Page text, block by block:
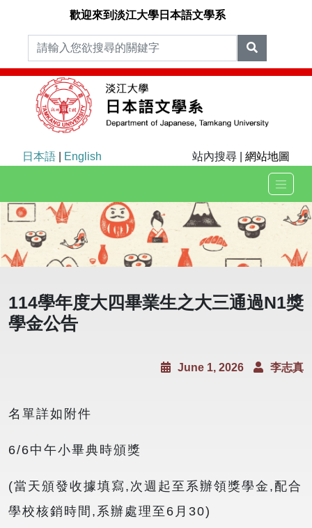
歡迎來到淡江大學日本語文學系
日本語 English 站內搜尋 | 網站地圖
114學年度大四畢業生之大三通過N1獎
學金公告
June 1, 2026 李志真
名單詳如附件
6/6中午小畢典時頒獎
(當天頒發收據填寫,次週起至系辦領獎學金,配合
學校核銷時間,系辦處理至6月30)